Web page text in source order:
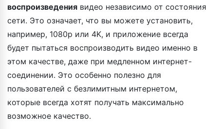
воспроизведения видео независимо от состояния
сети. Это означает, что вы можете установить,
например, 1080p или 4K, и приложение всегда
будет пытаться воспроизводить видео именно в
этом качестве, даже при медленном интернет-
соединении. Это особенно полезно для
пользователей с безлимитным интернетом,
которые всегда хотят получать максимально
возможное качество.